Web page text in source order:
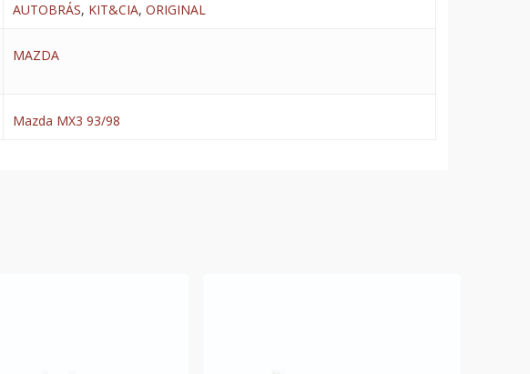
AUTOBRÁS, KIT&CIA, ORIGINAL
MAZDA
Mazda MX3 93/98